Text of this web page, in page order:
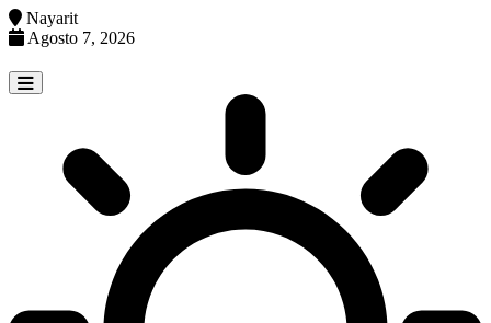
Nayarit
Agosto 7, 2026
to
content